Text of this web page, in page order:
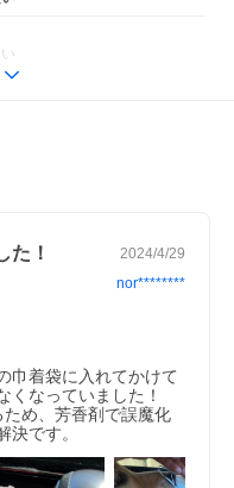
た！ 2024/4/29
nor********
巾着袋に入れてかけて
くなっていました！
め、芳香剤で誤魔化
決です。